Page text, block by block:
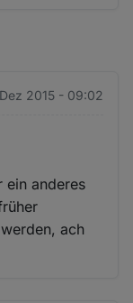
2015 - 09:02
ein anderes
ach